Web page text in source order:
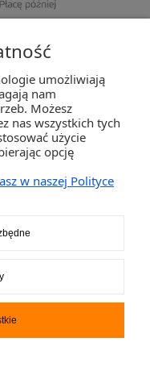
śląskie NIP: 645-241-94-
umożliwiają
nam
Możesz
nas wszystkich tych
użycie
opcję
w naszej Polityce